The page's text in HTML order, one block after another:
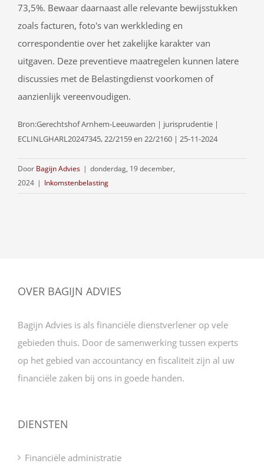
73,5%. Bewaar daarnaast alle relevante bewijsstukken
zoals facturen, foto's van werkkleding en
correspondentie over het zakelijke karakter van
uitgaven. Deze preventieve maatregelen kunnen latere
discussies met de Belastingdienst voorkomen of
aanzienlijk vereenvoudigen.
Bron:Gerechtshof Arnhem-Leeuwarden | jurisprudentie |
ECLINLGHARL20247345, 22/2159 en 22/2160 | 25-11-2024
Door Bagijn Advies | donderdag, 19 december,
2024 | Inkomstenbelasting
OVER BAGIJN ADVIES
Bagijn Advies is als financiële dienstverlener op vele
gebieden thuis. Door de samenwerking tussen experts
op het gebied van accountancy en fiscaliteit zijn al uw
financiële zaken bij ons in goede handen.
DIENSTEN
Financiële administratie